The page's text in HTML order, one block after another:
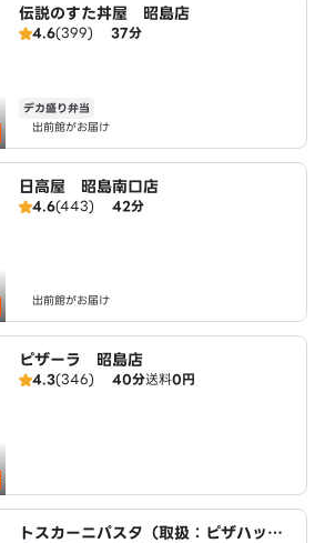
伝説のすた丼屋 昭島店
4.6(399) 37分
デカ盛り弁当
出前館がお届け
日高屋 昭島南口店
4.6(443) 42分
出前館がお届け
ピザーラ 昭島店
4.3(346) 40分送料0円
トスカーニパスタ（取扱：ピザハット